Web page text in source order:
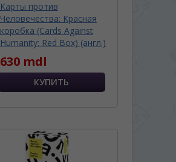
Карты против
Человечества: Красная
коробка (Cards Against
Humanity: Red Box) (англ.)
630 mdl